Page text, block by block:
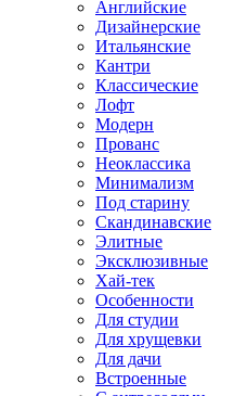
Английские
Дизайнерские
Итальянские
Кантри
Классические
Лофт
Модерн
Прованс
Неоклассика
Минимализм
Под старину
Скандинавские
Элитные
Эксклюзивные
Хай-тек
Особенности
Для студии
Для хрущевки
Для дачи
Встроенные